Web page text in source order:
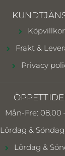
Köpvillkor
Frakt &
Privacy
Mån-Fre: 08.00
Lördag &
Lördag &